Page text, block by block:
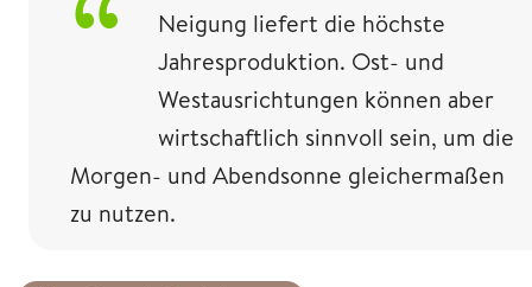
Neigung liefert die höchste
Jahresproduktion. Ost- und
Westausrichtungen können aber
wirtschaftlich sinnvoll sein, um die
Morgen- und Abendsonne gleichermaßen
zu nutzen.